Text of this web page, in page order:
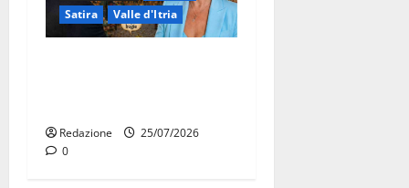
Satira
Valle d'Itria
Redazione
25/07/2026
0